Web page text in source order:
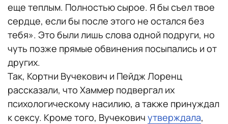
еще теплым. Полностью сырое. Я бы съел твое
сердце, если бы после этого не остался без
тебя». Это были лишь слова одной подруги, но
чуть позже прямые обвинения посыпались и от
других.
Так, Кортни Вучекович и Пейдж Лоренц
рассказали, что Хаммер подвергал их
психологическому насилию, а также принуждал
к сексу. Кроме того, Вучекович утверждала,